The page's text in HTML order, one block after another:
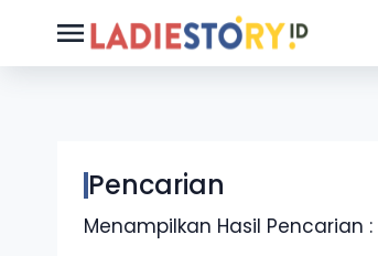
Pencarian
Menampilkan Hasil Pencarian :